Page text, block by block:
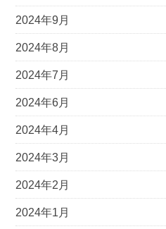
2024年9月
2024年8月
2024年7月
2024年6月
2024年4月
2024年3月
2024年2月
2024年1月